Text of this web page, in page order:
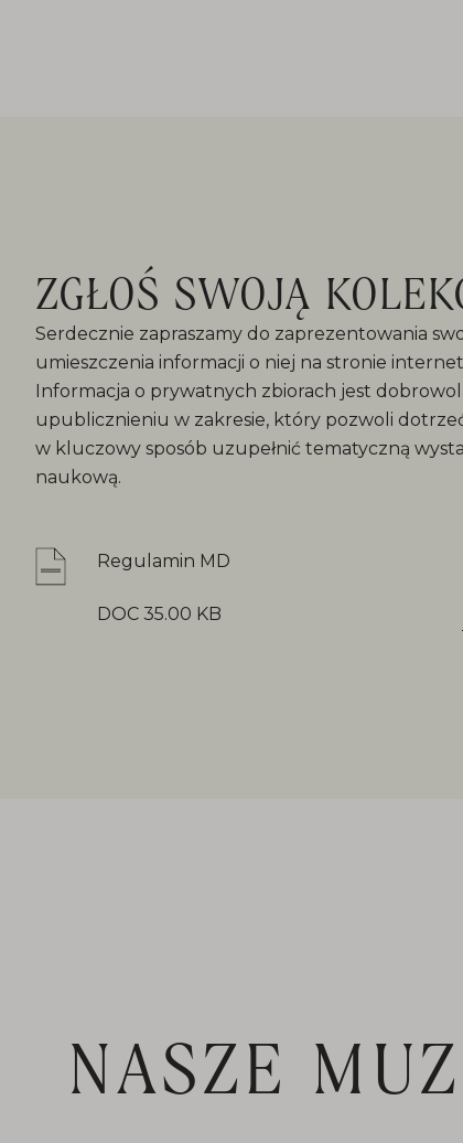
ZGŁOŚ SWOJĄ
Serdecznie zapraszamy do zaprezentowania
umieszczenia informacji o niej na stronie
Informacja o prywatnych zbiorach jest
upublicznieniu w zakresie, który pozwoli
w kluczowy sposób uzupełnić tematyczną
naukową.
Regulamin MD
DOC 35.00 KB
NASZE